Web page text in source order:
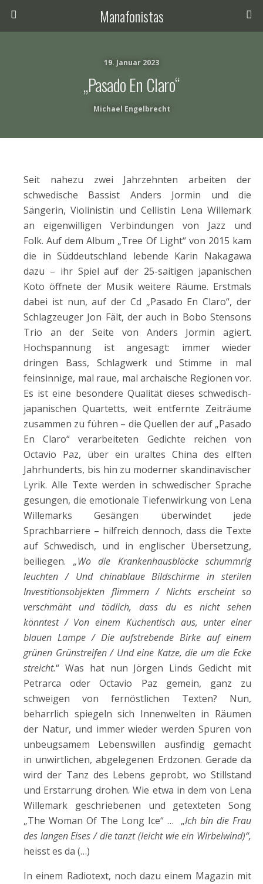
Manafonistas
19. Januar 2023
„Pasado En Claro“
Michael Engelbrecht
Seit nahezu zwei Jahrzehnten arbeiten der
schwedische Bassist Anders Jormin und die
Sängerin, Violinistin und Cellistin Lena Willemark
an eigenwilligen Verbindungen von Jazz und
Folk. Auf dem Album „Tree Of Light“ von 2015 kam
die in Süddeutschland lebende Karin Nakagawa
dazu – ihr Spiel auf der 25-saitigen japanischen
Koto öffnete der Musik weitere Räume. Erstmals
dabei ist nun, auf der Cd „Pasado En Claro“, der
Schlagzeuger Jon Fält, der auch in Bobo Stensons
Trio an der Seite von Anders Jormin agiert.
Hochspannung ist angesagt: immer wieder
dringen Bass, Schlagwerk und Stimme in mal
feinsinnige, mal raue, mal archaische Regionen vor.
Es ist eine besondere Qualität dieses schwedisch-
japanischen Quartetts, weit entfernte Zeiträume
zusammen zu führen – die Quellen der auf „Pasado
En Claro“ verarbeiteten Gedichte reichen von
Octavio Paz, über ein uraltes China des elften
Jahrhunderts, bis hin zu moderner skandinavischer
Lyrik. Alle Texte werden in schwedischer Sprache
gesungen, die emotionale Tiefenwirkung von Lena
Willemarks Gesängen überwindet jede
Sprachbarriere – hilfreich dennoch, dass die Texte
auf Schwedisch, und in englischer Übersetzung,
beiliegen. „Wo die Krankenhausblöcke schummrig
leuchten / Und chinablaue Bildschirme in sterilen
Investitionsobjekten flimmern / Nichts erscheint so
verschmäht und tödlich, dass du es nicht sehen
könntest / Von einem Küchentisch aus, unter einer
blauen Lampe / Die aufstrebende Birke auf einem
grünen Grünstreifen / Und eine Katze, die um die Ecke
streicht.“ Was hat nun Jörgen Linds Gedicht mit
Petrarca oder Octavio Paz gemein, ganz zu
schweigen von fernöstlichen Texten? Nun,
beharrlich spiegeln sich Innenwelten in Räumen
der Natur, und immer wieder werden Spuren von
unbeugsamem Lebenswillen ausfindig gemacht
in unwirtlichen, abgelegenen Erdzonen. Gerade da
wird der Tanz des Lebens geprobt, wo Stillstand
und Erstarrung drohen. Wie etwa in dem von Lena
Willemark geschriebenen und getexteten Song
„The Woman Of The Long Ice“ … „Ich bin die Frau
des langen Eises / die tanzt (leicht wie ein Wirbelwind)“,
heisst es da (…)
In einem Radiotext, noch dazu einem Magazin mit